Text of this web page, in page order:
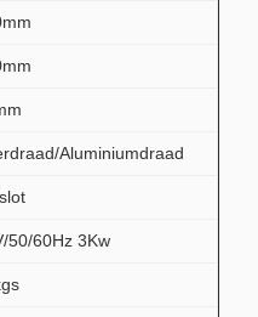
Aluminiumdraad
50/60Hz 3Kw